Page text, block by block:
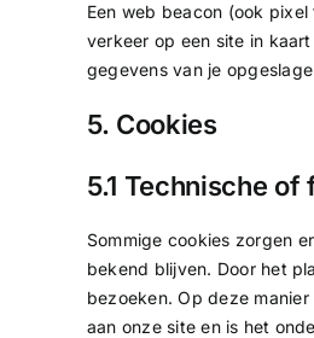
Een web beacon (ook
verkeer op een site in
gegevens van je
5. Cookies
5.1 Technische
Sommige cookies zorgen
bekend blijven. Door het
bezoeken. Op deze
aan onze site en is het